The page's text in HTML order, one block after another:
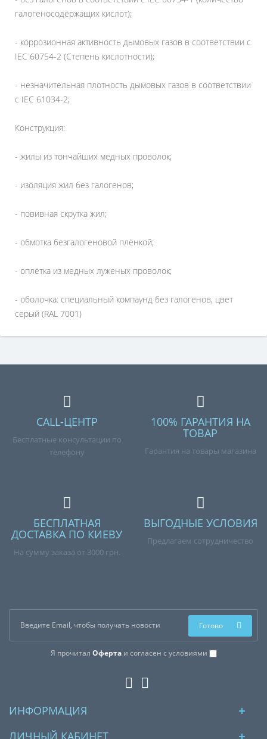
галогеносодержащих кислот);
- коррозионная активность дымовых газов в соответствии с
IEC 60754-2 (Степень кислотности);
- незначительная плотность дымовых газов в соответствии
с IEC 61034-2;
Конструкция:
- жилы из тончайших медных проволок;
- изоляция жил без галогенов;
- повивная скрутка жил;
- обмотка безгалогеновой плёнкой;
- оплётка из медных луженых проволок;
- оболочка: специальный компаунд без галогенов, цвет
серый (RAL 7001)
CALL-ЦЕНТР
Бесплатные консультации по
телефону
100% ГАРАНТИЯ НА
ТОВАР
Гарантия на товары магазина
БЕСПЛАТНАЯ
ДОСТАВКА ПО КИЕВУ
На сумму заказа от 3000 грн.
ВЫГОДНЫЕ УСЛОВИЯ
Предлагаем сотрудничество
Я прочитал Офертаи согласен с условиями
Готово
ИНФОРМАЦИЯ
ЛИЧНЫЙ КАБИНЕТ